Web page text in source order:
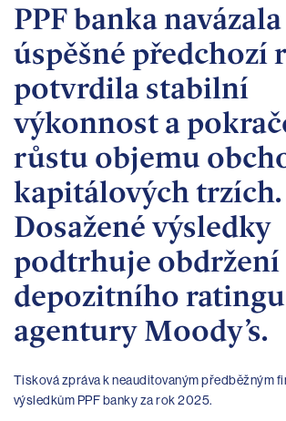
PPF banka
úspěšné předchozí
potvrdila stabilní
výkonnost a
růstu objemu
kapitálových trzích.
Dosažené výsledky
podtrhuje obdržení
depozitního
agentury Moody’s.
Tisková zpráva k neauditovaným předběžným
výsledkům PPF banky za rok 2025.